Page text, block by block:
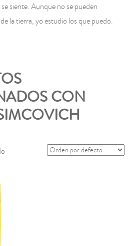
siente. Aunque no se pueden
la tierra, yo estudio los que puedo.
CON